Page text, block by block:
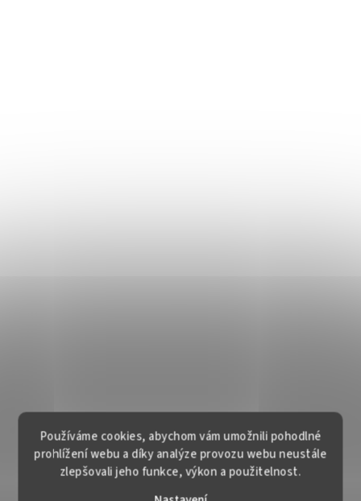
Používáme cookies, abychom vám umožnili pohodlné
prohlížení webu a díky analýze provozu webu neustále
zlepšovali jeho funkce, výkon a použitelnost.